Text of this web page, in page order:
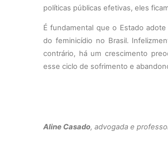
políticas públicas efetivas, eles
É fundamental que o Estado
do feminicídio no Brasil.
contrário, há um crescimento
esse ciclo de sofrimento e
Aline Casado, advogada e